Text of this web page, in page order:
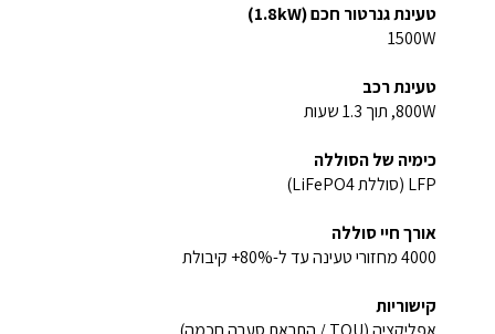
טעינת גנרטור חכם (1.8kW)
1500W
טעינת רכב
800W, תוך 1.3 שעות
כימיה של הסוללה
LFP (סוללת LiFePO4)
אורך חיי סוללה
4000 מחזורי טעינה עד ל-80%+ קיבולת
קישוריות